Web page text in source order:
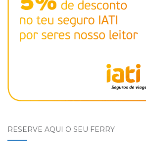
RESERVE AQUI O SEU FERRY